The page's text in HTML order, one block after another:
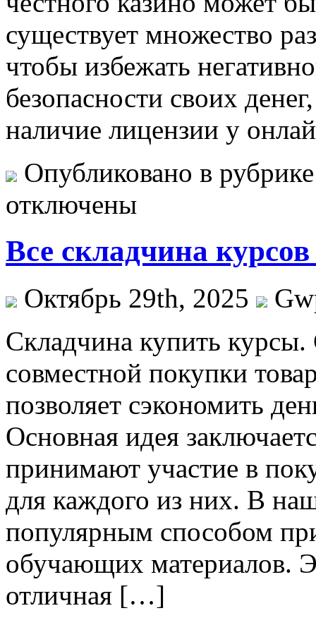
существует множество
чтобы избежать
безопасности своих
наличие лицензии у
Опубликовано в
отключены
Все складчина
Октябрь 29th, 2025
Склaдчинa купить
совместной покупки
позволяет сэкономить
Основная идея
принимают участие в
для каждого из них. В
популярным способом
обучающих материалов.
отличная […]